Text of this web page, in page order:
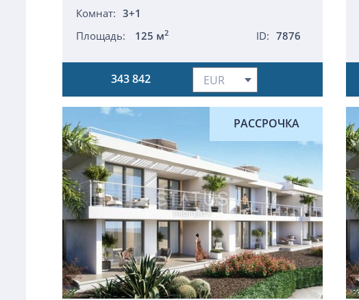
Комнат: 3+1
Площадь:
125 м2 ID: 7876
343 842
РАССРОЧКА